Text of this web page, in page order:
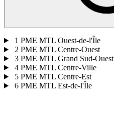
1 PME MTL Ouest-de-l'Île
2 PME MTL Centre-Ouest
3 PME MTL Grand Sud-Ouest
4 PME MTL Centre-Ville
5 PME MTL Centre-Est
6 PME MTL Est-de-l'Île